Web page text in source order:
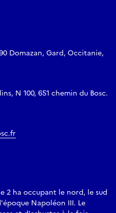
Domazan, Gard, Occitanie,
N 100, 651 chemin du Bosc.
2 ha occupant le nord, le sud
Napoléon III. Le